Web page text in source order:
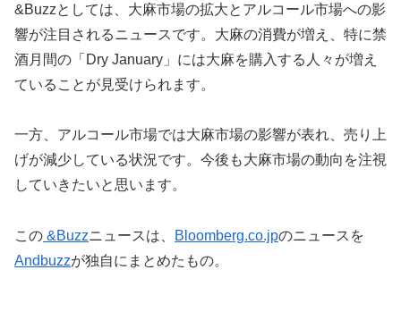
&Buzzとしては、大麻市場の拡大とアルコール市場への影
響が注目されるニュースです。大麻の消費が増え、特に禁
酒月間の「Dry January」には大麻を購入する人々が増え
ていることが見受けられます。
一方、アルコール市場では大麻市場の影響が表れ、売り上
げが減少している状況です。今後も大麻市場の動向を注視
していきたいと思います。
この &Buzzニュースは、 Bloomberg.co.jpのニュースを
Andbuzzが独自にまとめたもの。